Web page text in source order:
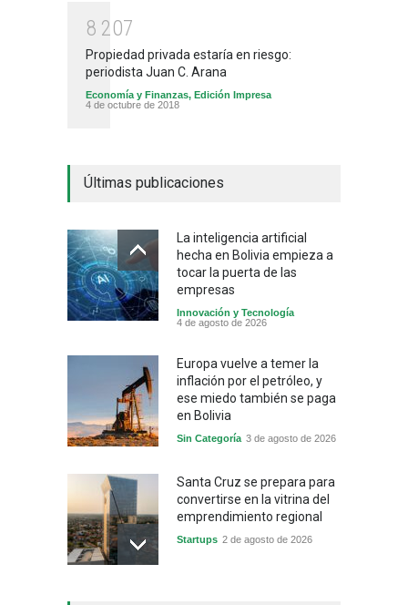
8 207
Propiedad privada estaría en riesgo:
periodista Juan C. Arana
Economía y Finanzas, Edición Impresa
4 de octubre de 2018
Últimas publicaciones
La inteligencia artificial
hecha en Bolivia empieza a
tocar la puerta de las
empresas
Innovación y Tecnología
4 de agosto de 2026
Europa vuelve a temer la
inflación por el petróleo, y
ese miedo también se paga
en Bolivia
Sin Categoría 3 de agosto de 2026
Santa Cruz se prepara para
convertirse en la vitrina del
emprendimiento regional
Startups 2 de agosto de 2026